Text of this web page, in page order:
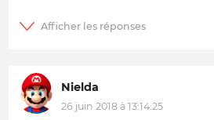
Nielda
26 juin 2018 à 13:14:25